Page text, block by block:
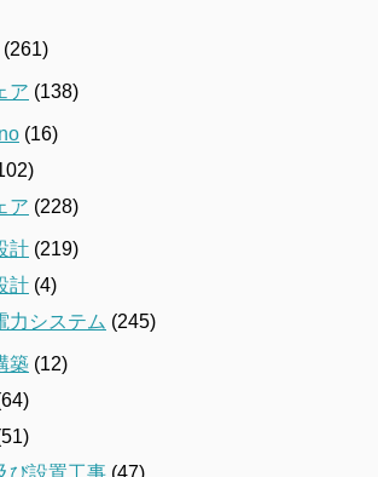
(261)
ア (138)
(16)
ア (228)
計 (219)
計 (4)
力システム (245)
築 (12)
び設置工事 (47)